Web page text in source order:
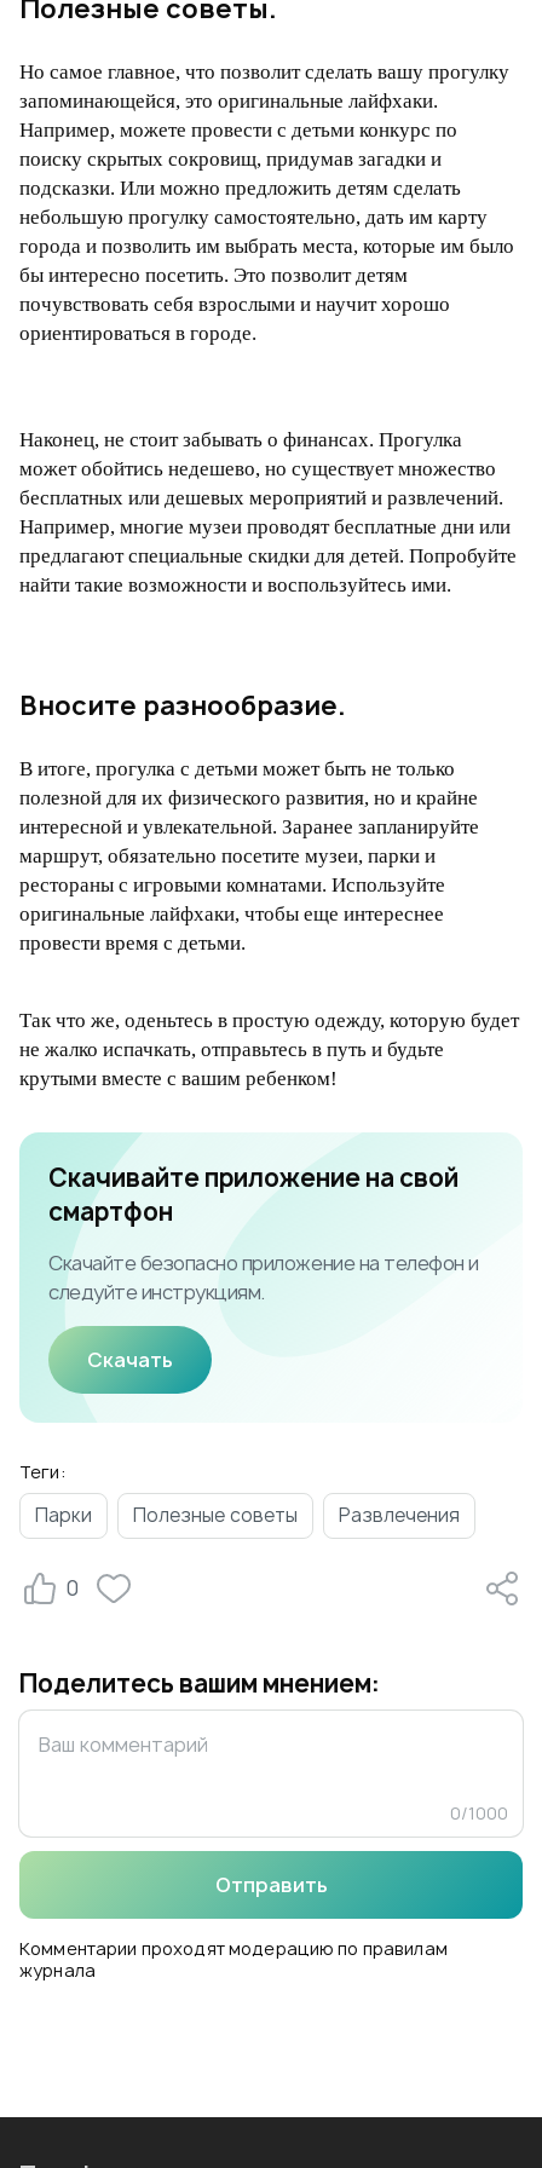
Полезные советы.
Но самое главное, что позволит сделать вашу прогулку
запоминающейся, это оригинальные лайфхаки.
Например, можете провести с детьми конкурс по
поиску скрытых сокровищ, придумав загадки и
подсказки. Или можно предложить детям сделать
небольшую прогулку самостоятельно, дать им карту
города и позволить им выбрать места, которые им было
бы интересно посетить. Это позволит детям
почувствовать себя взрослыми и научит хорошо
ориентироваться в городе.
Наконец, не стоит забывать о финансах. Прогулка
может обойтись недешево, но существует множество
бесплатных или дешевых мероприятий и развлечений.
Например, многие музеи проводят бесплатные дни или
предлагают специальные скидки для детей. Попробуйте
найти такие возможности и воспользуйтесь ими.
Вносите разнообразие.
В итоге, прогулка с детьми может быть не только
полезной для их физического развития, но и крайне
интересной и увлекательной. Заранее запланируйте
маршрут, обязательно посетите музеи, парки и
рестораны с игровыми комнатами. Используйте
оригинальные лайфхаки, чтобы еще интереснее
провести время с детьми.
Так что же, оденьтесь в простую одежду, которую будет
не жалко испачкать, отправьтесь в путь и будьте
крутыми вместе с вашим ребенком!
Скачивайте приложение на свой
смартфон
Скачайте безопасно приложение на телефон и
следуйте инструкциям.
Скачать
Теги:
Парки Полезные советы Развлечения
0
Поделитесь вашим мнением:
0/1000
Комментарии проходят модерацию по правилам
журнала
Отправить